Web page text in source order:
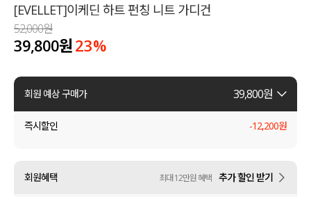
티셔츠
팬츠
셔츠
원피스
액티브
언더웨어
[EVELLET]이케딘 하트 펀칭 니트 가디건
52,000원
39,800원 23%
회원 예상 구매가 39,800원
즉시할인 -12,200원
회원혜택 최대 12만원 혜택 추가 할인 받기